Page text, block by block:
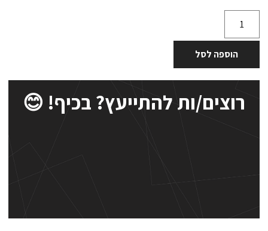
הוספה לסל
רוצים/ות להתייעץ? בכיף! 😊